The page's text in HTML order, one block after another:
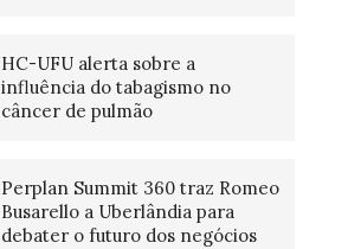
HC-UFU alerta sobre a
influência do tabagismo no
câncer de pulmão
Perplan Summit 360 traz Romeo
Busarello a Uberlândia para
debater o futuro dos negócios